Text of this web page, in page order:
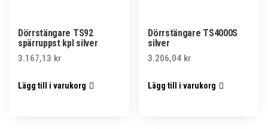
Dörrstängare TS92
spärruppst kpl silver
3.167,13 kr
Lägg till i varukorg
Dörrstängare TS4000S
silver
3.206,04 kr
Lägg till i varukorg